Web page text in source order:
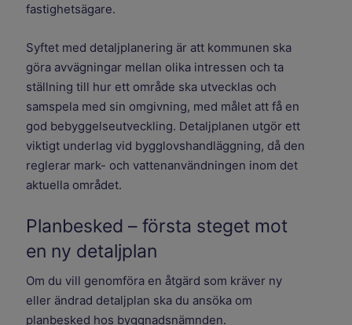
fastighetsägare.
Syftet med detaljplanering är att kommunen ska
göra avvägningar mellan olika intressen och ta
ställning till hur ett område ska utvecklas och
samspela med sin omgivning, med målet att få en
god bebyggelseutveckling. Detaljplanen utgör ett
viktigt underlag vid bygglovshandläggning, då den
reglerar mark- och vattenanvändningen inom det
aktuella området.
Planbesked – första steget mot
en ny detaljplan
Om du vill genomföra en åtgärd som kräver ny
eller ändrad detaljplan ska du ansöka om
planbesked hos byggnadsnämnden.